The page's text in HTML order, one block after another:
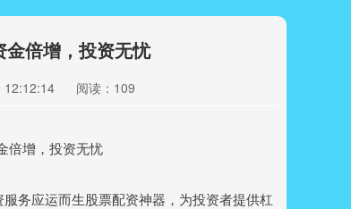
倍增，投资无忧
12:12:14 阅读：109
务应运而生股票配资神器，为投资者提供杠